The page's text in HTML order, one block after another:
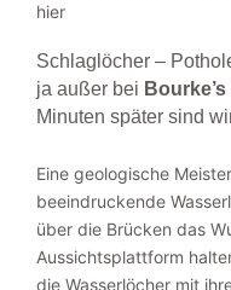
hier
Schlaglöcher –
ja außer bei
Minuten später sind
Eine geologische
beeindruckende
über die Brücken das
Aussichtsplattform
die Wasserlöcher mit